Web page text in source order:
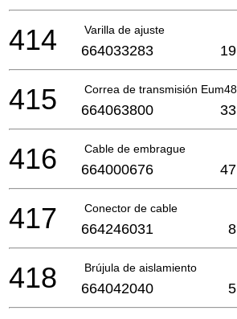
Varilla de ajuste
414 664033283
Correa de transmisión
415 664063800
Cable de embrague
416 664000676
Conector de cable
417 664246031
Brújula de aislamiento
418 664042040